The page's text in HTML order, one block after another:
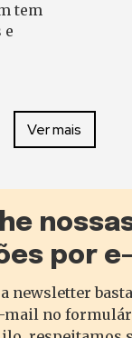
tem
e
Ver mais
por
newsletter
mail no